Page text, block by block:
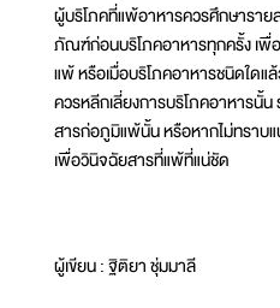
ผู้บริโภคที่แพ้อาหารควรศึกษารา
ภัณฑ์ก่อนบริโภคอาหารทุกครั้ง เพื่
แพ้ หรือเมื่อบริโภคอาหารชนิดใด
ควรหลีกเลี่ยงการบริโภคอาหารนั้
สารก่อภูมิแพ้นั้น หรือหากไม่ทราบ
เพื่อวินิจฉัยสารที่แพ้ที่แน่ชัด
ผู้เขียน : ฐิติยา ชุ่มมาลี